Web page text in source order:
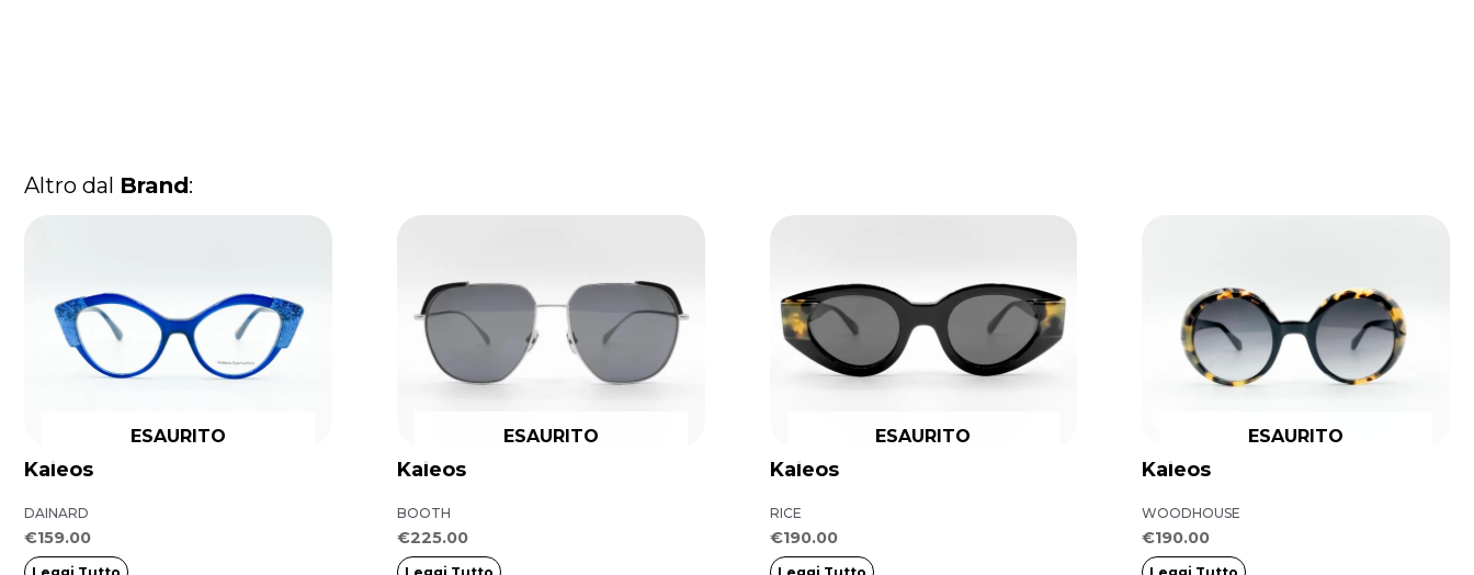
Altro dal Brand:
Kaleos
ESAURITO
DAINARD
€159.00
Kaleos
ESAURITO
BOOTH
€225.00
Kaleos
ESAURITO
RICE
€190.00
Kaleos
ESAURITO
WOODHOUSE
€190.00